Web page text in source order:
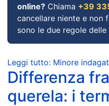
online? Chiama +39
cancellare niente e non
sono le due regole delle
Leggi tutto: Minore
Differenza
querela: i